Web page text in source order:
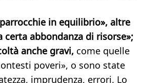
in equilibrio», altre
certa abbondanza di risorse»;
anche gravi, come quelle
poveri», o sono state
imprudenza, errori. Lo